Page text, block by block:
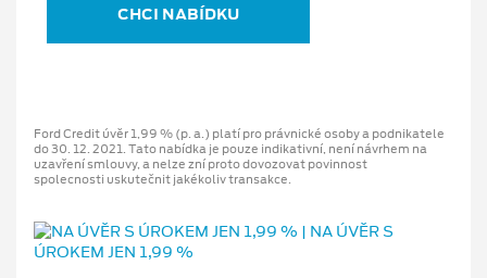
CHCI NABÍDKU
Ford Credit úvěr 1,99 % (p. a.) platí pro právnické osoby a podnikatele
do 30. 12. 2021. Tato nabídka je pouze indikativní, není návrhem na
uzavření smlouvy, a nelze zní proto dovozovat povinnost
spolecnosti uskutečnit jakékoliv transakce.